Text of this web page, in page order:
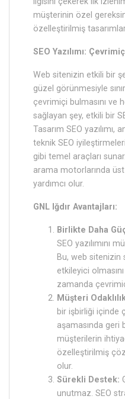
müşterinin özel
özelleştirilmiş
SEO Yazılımı:
Web sitenizin etkili bir
güzel görünmesiyle
çevrimiçi bulmasını ve
sağlayan şey, etkili bir
Tasarım SEO yazılımı,
teknik SEO
gibi temel araçları
arama motorlarında
yardımcı olur.
GNL Iğdır Avantajları:
Birlikte Daha
SEO yazılımını
Bu, web sitenizin
etkileyici
zamanda
Müşteri
bir işbirliği içinde
aşamasında geri
müşterilerin
özelleştirilmiş
olur.
Sürekli Destek:
unutmaz. SEO